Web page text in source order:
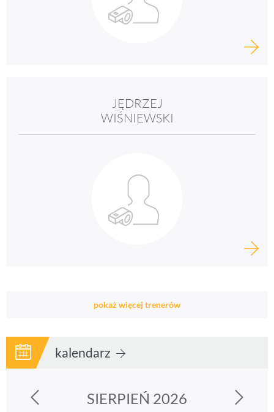
JĘDRZEJ
WIŚNIEWSKI
pokaż więcej trenerów
kalendarz